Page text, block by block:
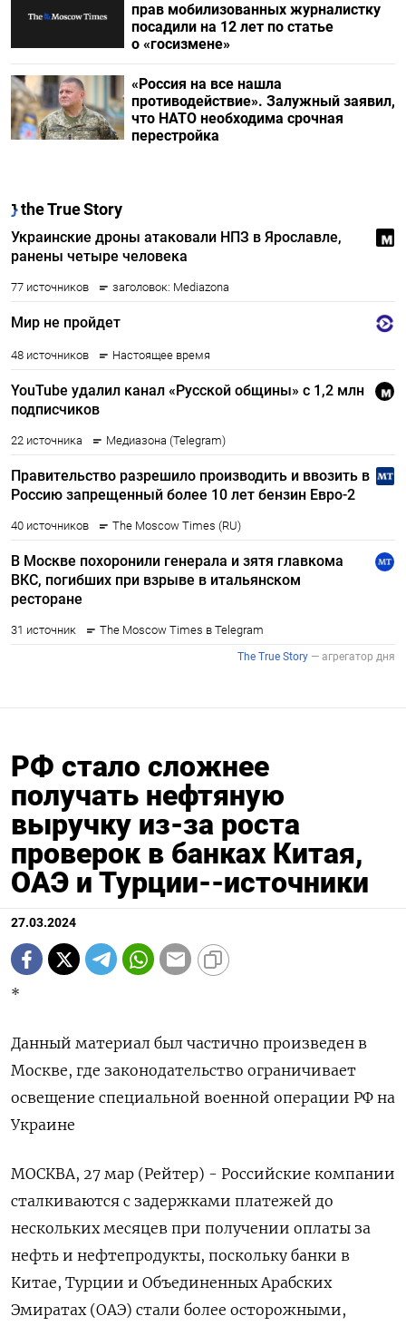
прав мобилизованных журналистку
посадили на 12 лет по статье
о «госизмене»
«Россия на все нашла
противодействие». Залужный заявил,
что НАТО необходима срочная
перестройка
РФ стало сложнее
получать нефтяную
выручку из-за роста
проверок в банках Китая,
ОАЭ и Турции--источники
27.03.2024
*
Данный материал был частично произведен в
Москве, где законодательство ограничивает
освещение специальной военной операции РФ на
Украине
МОСКВА, 27 мар (Рейтер) - Российские компании
сталкиваются с задержками платежей до
нескольких месяцев при получении оплаты за
нефть и нефтепродукты, поскольку банки в
Китае, Турции и Объединенных Арабских
Эмиратах (ОАЭ) стали более осторожными,